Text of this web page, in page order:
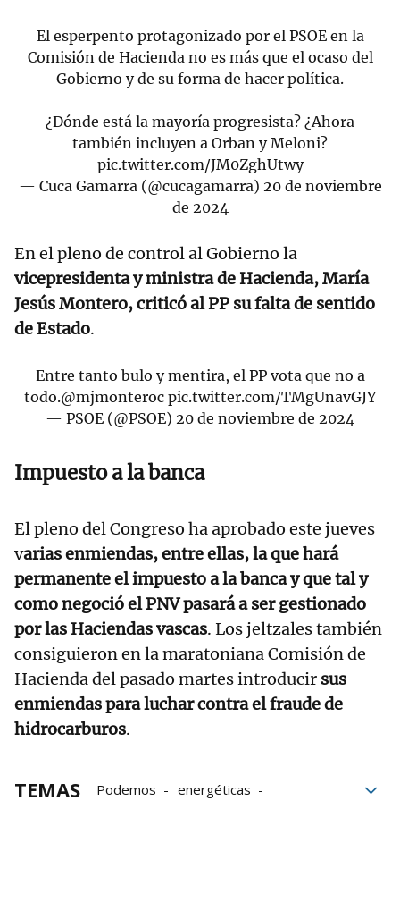
El esperpento protagonizado por el PSOE en la
Comisión de Hacienda no es más que el ocaso del
Gobierno y de su forma de hacer política.
¿Dónde está la mayoría progresista? ¿Ahora
también incluyen a Orban y Meloni?
pic.twitter.com/JM0ZghUtwy
— Cuca Gamarra (@cucagamarra) 20 de noviembre
de 2024
En el pleno de control al Gobierno la
vicepresidenta y ministra de Hacienda, María
Jesús Montero, criticó al PP su falta de sentido
de Estado.
Entre tanto bulo y mentira, el PP vota que no a
todo.@mjmonteroc pic.twitter.com/TMgUnavGJY
— PSOE (@PSOE) 20 de noviembre de 2024
Impuesto a la banca
El pleno del Congreso ha aprobado este jueves
varias enmiendas, entre ellas, la que hará
permanente el impuesto a la banca y que tal y
como negoció el PNV pasará a ser gestionado
por las Haciendas vascas. Los jeltzales también
consiguieron en la maratoniana Comisión de
Hacienda del pasado martes introducir sus
enmiendas para luchar contra el fraude de
hidrocarburos.
TEMAS Podemos
energéticas